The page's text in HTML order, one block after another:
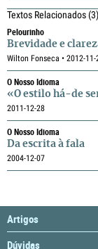
Textos Relacionados(3)
Pelourinho
Brevidade e
Wilton Fonseca • 2012-11-
O Nosso Idioma
«O estilo há-de
2011-12-28
O Nosso Idioma
Da escrita à fala
2004-12-07
Artigos
Dúvidas